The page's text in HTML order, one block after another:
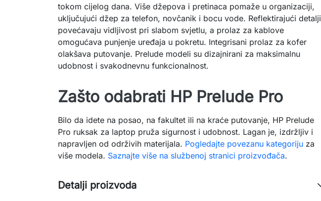
tokom cijelog dana. Više džepova i pretinaca pomaže u organizaciji,
uključujući džep za telefon, novčanik i bocu vode. Reflektirajući detalji
povećavaju vidljivost pri slabom svjetlu, a prolaz za kablove
omogućava punjenje uređaja u pokretu. Integrisani prolaz za kofer
olakšava putovanje. Prelude modeli su dizajnirani za maksimalnu
udobnost i svakodnevnu funkcionalnost.
Zašto odabrati HP Prelude Pro
Bilo da idete na posao, na fakultet ili na kraće putovanje, HP Prelude
Pro ruksak za laptop pruža sigurnost i udobnost. Lagan je, izdržljiv i
napravljen od održivih materijala. Pogledajte povezanu kategoriju za
više modela. Saznajte više na službenoj stranici proizvođača.
Detalji proizvoda